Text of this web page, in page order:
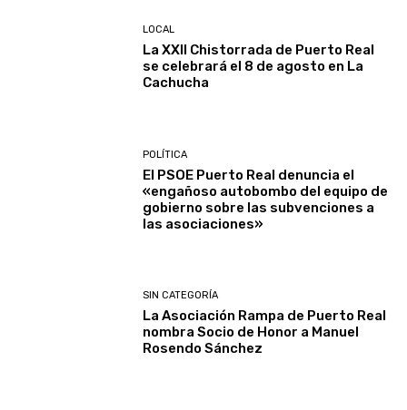
LOCAL
La XXII Chistorrada de Puerto Real
se celebrará el 8 de agosto en La
Cachucha
POLÍTICA
El PSOE Puerto Real denuncia el
«engañoso autobombo del equipo de
gobierno sobre las subvenciones a
las asociaciones»
SIN CATEGORÍA
La Asociación Rampa de Puerto Real
nombra Socio de Honor a Manuel
Rosendo Sánchez